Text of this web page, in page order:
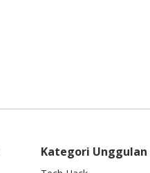
Kategori Unggulan